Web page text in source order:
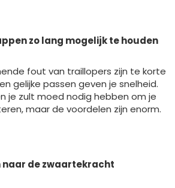
zo lang mogelijk te houden
fout van traillopers zijn te korte
gelijke passen geven je snelheid.
je zult moed nodig hebben om je
maar de voordelen zijn enorm.
naar de zwaartekracht